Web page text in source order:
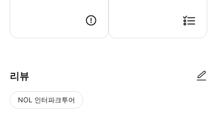
리뷰
NOL 인터파크투어